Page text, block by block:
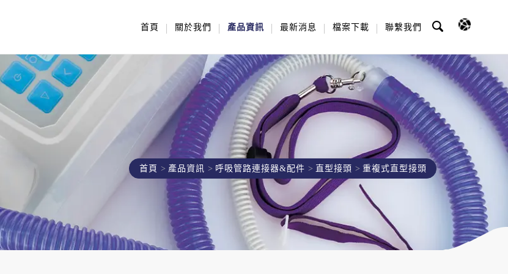
首頁 關於我們 產品資訊 最新消息 檔案下載 聯繫我們
首頁 產品資訊 呼吸管路連接器&配件 直型接頭 重複式直型接頭